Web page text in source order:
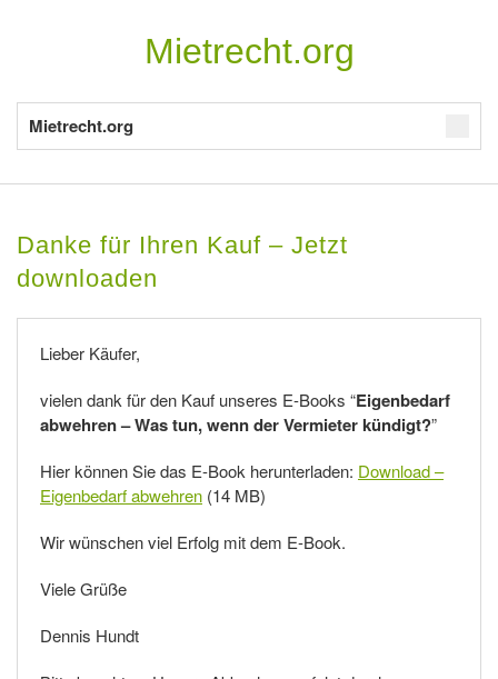
Mietrecht.org
Mietrecht.org
Danke für Ihren Kauf – Jetzt
downloaden
Lieber Käufer,
vielen dank für den Kauf unseres E-Books “Eigenbedarf
abwehren – Was tun, wenn der Vermieter kündigt?”
Hier können Sie das E-Book herunterladen: Download –
Eigenbedarf abwehren (14 MB)
Wir wünschen viel Erfolg mit dem E-Book.
Viele Grüße
Dennis Hundt